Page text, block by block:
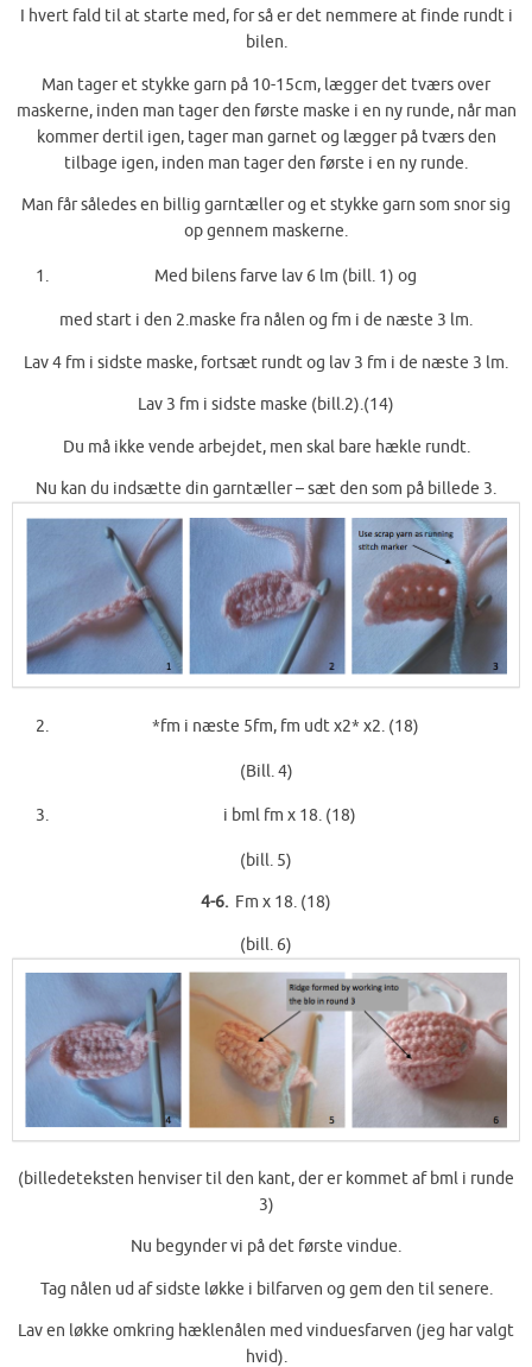
I hvert fald til at starte med, for så er det nemmere at finde rundt i
bilen.
Man tager et stykke garn på 10-15cm, lægger det tværs over
maskerne, inden man tager den første maske i en ny runde, når man
kommer dertil igen, tager man garnet og lægger på tværs den
tilbage igen, inden man tager den første i en ny runde.
Man får således en billig garntæller og et stykke garn som snor sig
op gennem maskerne.
Med bilens farve lav 6 lm (bill. 1) og
med start i den 2.maske fra nålen og fm i de næste 3 lm.
Lav 4 fm i sidste maske, fortsæt rundt og lav 3 fm i de næste 3 lm.
Lav 3 fm i sidste maske (bill.2).(14)
Du må ikke vende arbejdet, men skal bare hækle rundt.
Nu kan du indsætte din garntæller – sæt den som på billede 3.
*fm i næste 5fm, fm udt x2* x2. (18)
(Bill. 4)
i bml fm x 18. (18)
(bill. 5)
4-6. Fm x 18. (18)
(bill. 6)
(billedeteksten henviser til den kant, der er kommet af bml i runde
3)
Nu begynder vi på det første vindue.
Tag nålen ud af sidste løkke i bilfarven og gem den til senere.
Lav en løkke omkring hæklenålen med vinduesfarven (jeg har valgt
hvid).